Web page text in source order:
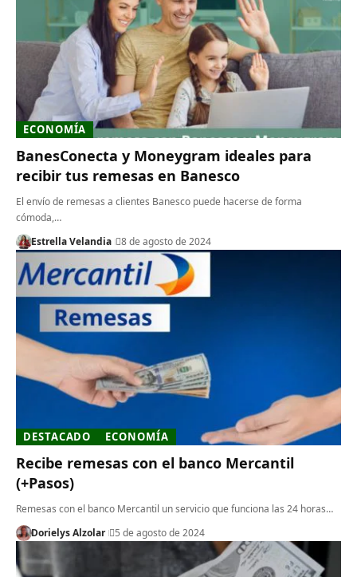
ECONOMÍA
BanesConecta y Moneygram ideales para
recibir tus remesas en Banesco
El envío de remesas a clientes Banesco puede hacerse de forma
cómoda,…
Estrella Velandia
8 de agosto de 2024
DESTACADO ECONOMÍA
Recibe remesas con el banco Mercantil
(+Pasos)
Remesas con el banco Mercantil un servicio que funciona las 24 horas…
Dorielys Alzolar
5 de agosto de 2024